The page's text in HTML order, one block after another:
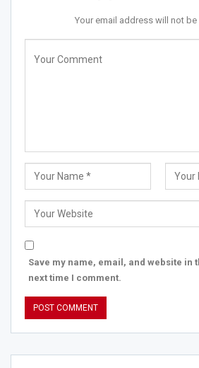
Your email address will not be
Save my name, email, and website in
next time I comment.